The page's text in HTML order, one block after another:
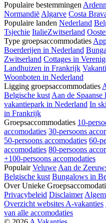
Populaire bestemmingen
NormandiëAlgarve Costa
Populaire landen Nederland
Tsjechie ItalieZwitserland
Type groepsaccommodaties
Boerderijen in Nederland
Zwitserland Cottages in
Landhuizen in Frankrijk
Woonboten in Nederland
Ligging groepsaccommodaties
Belgische kustAan de Spaanse
vakantiepark in Nederland In
in Frankrijk
Groepsaccommodaties 10-
accomodaties 30-persoons
50-persoons accomodaties 60-
accomodaties 80-persoons
+100-persoons accomodaties
Populair VeluweAan de
Belgische kust Bungalows in
Over Unieke
Privacybeleid Disclaimer
Overzicht websites A-vakanties
van alle accomodaties